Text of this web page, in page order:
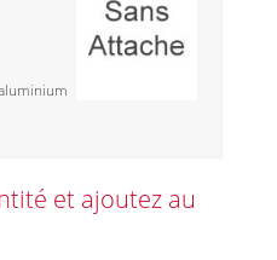
et ajoutez au